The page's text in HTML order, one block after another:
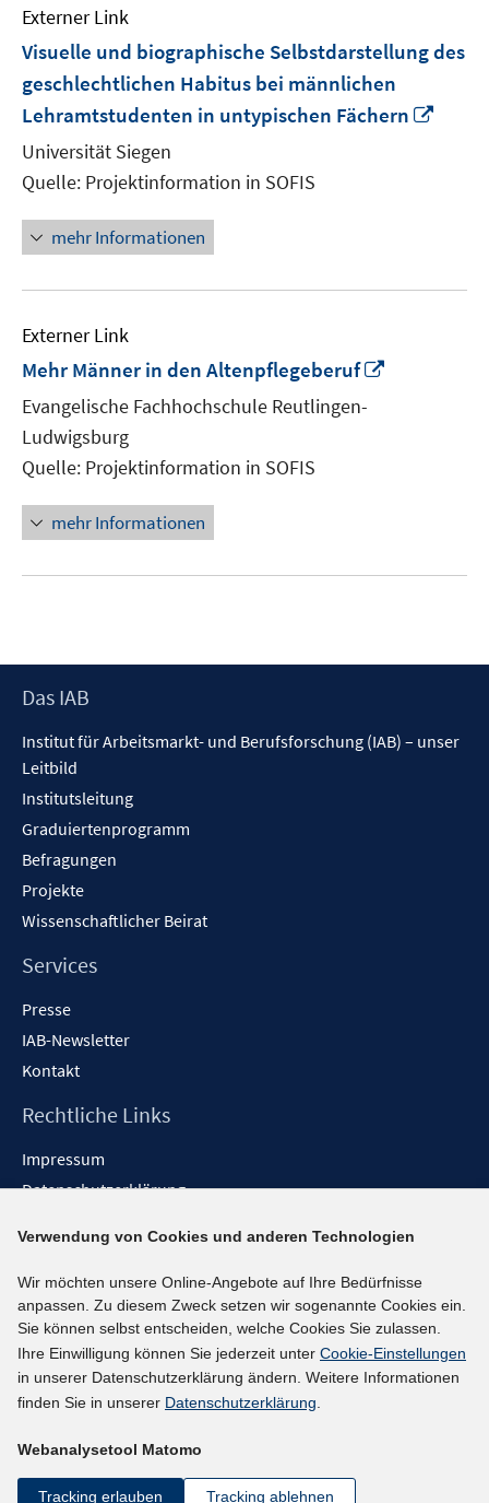
Externer Link
Visuelle und biographische Selbstdarstellung des
geschlechtlichen Habitus bei männlichen
Lehramtstudenten in untypischen Fächern
Universität Siegen
Quelle: Projektinformation in SOFIS
mehr Informationen
Externer Link
Mehr Männer in den Altenpflegeberuf
Evangelische Fachhochschule Reutlingen-
Ludwigsburg
Quelle: Projektinformation in SOFIS
mehr Informationen
Footer
Das IAB
Institut für Arbeitsmarkt- und Berufsforschung (IAB) – unser
Leitbild
Institutsleitung
Graduiertenprogramm
Befragungen
Projekte
Wissenschaftlicher Beirat
Services
Presse
IAB-Newsletter
Kontakt
Rechtliche Links
Impressum
Datenschutzerklärung
Barrieren melden
Social-Media-Kanäle
BlueSky
YouTube
LinkedIn
kununu
Netiquette
Verwendung von Cookies und anderen Technologien
Wir möchten unsere Online-Angebote auf Ihre Bedürfnisse
anpassen. Zu diesem Zweck setzen wir sogenannte Cookies ein.
Sie können selbst entscheiden, welche Cookies Sie zulassen.
Ihre Einwilligung können Sie jederzeit unter Cookie-Einstellungen
in unserer Datenschutzerklärung ändern. Weitere Informationen
finden Sie in unserer Datenschutzerklärung.
Webanalysetool Matomo
Tracking erlauben Tracking ablehnen